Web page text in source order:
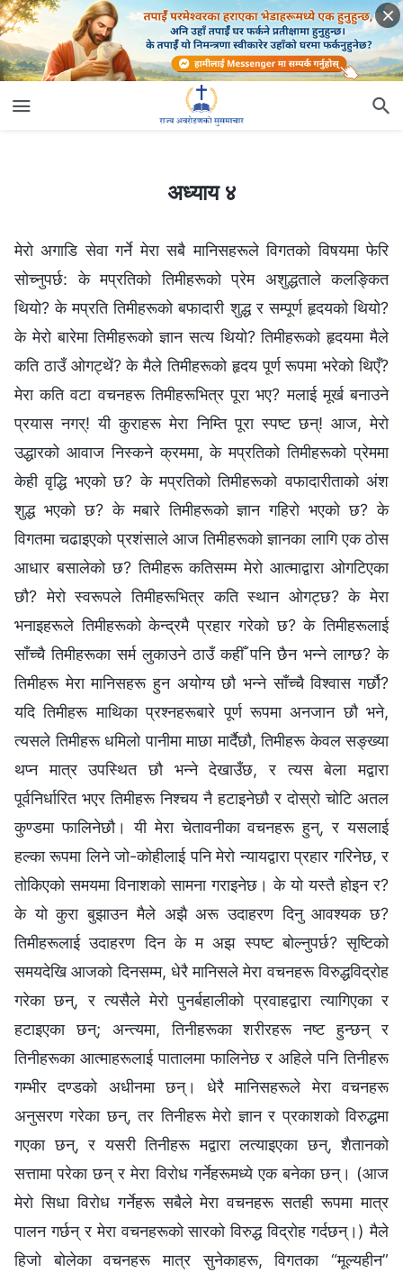
अध्याय ४
मेरो अगाडि सेवा गर्ने मेरा सबै मानिसहरूले विगतको विषयमा फेरि
सोच्नुपर्छ: के मप्रतिको तिमीहरूको प्रेम अशुद्धताले कलङ्कित
थियो? के मप्रति तिमीहरूको बफादारी शुद्ध र सम्पूर्ण हृदयको थियो?
के मेरो बारेमा तिमीहरूको ज्ञान सत्य थियो? तिमीहरूको हृदयमा मैले
कति ठाउँ ओगट्थें? के मैले तिमीहरूको हृदय पूर्ण रूपमा भरेको थिएँ?
मेरा कति वटा वचनहरू तिमीहरूभित्र पूरा भए? मलाई मूर्ख बनाउने
प्रयास नगर्! यी कुराहरू मेरा निम्ति पूरा स्पष्ट छन्! आज, मेरो
उद्धारको आवाज निस्‍कने क्रममा, के मप्रतिको तिमीहरूको प्रेममा
केही वृद्धि भएको छ? के मप्रतिको तिमीहरूको वफादारीताको अंश
शुद्ध भएको छ? के मबारे तिमीहरूको ज्ञान गहिरो भएको छ? के
विगतमा चढाइएको प्रशंसाले आज तिमीहरूको ज्ञानका लागि एक ठोस
आधार बसालेको छ? तिमीहरू कतिसम्म मेरो आत्माद्वारा ओगटिएका
छौ? मेरो स्वरूपले तिमीहरूभित्र कति स्थान ओगट्छ? के मेरा
भनाइहरूले तिमीहरूको केन्द्रमै प्रहार गरेको छ? के तिमीहरूलाई
साँच्चै तिमीहरूका सर्म लुकाउने ठाउँ कहीँ पनि छैन भन्‍ने लाग्छ? के
तिमीहरू मेरा मानिसहरू हुन अयोग्य छौ भन्‍ने साँच्‍चै विश्‍वास गर्छौ?
यदि तिमीहरू माथिका प्रश्नहरूबारे पूर्ण रूपमा अनजान छौ भने,
त्यसले तिमीहरू धमिलो पानीमा माछा मार्दैछौ, तिमीहरू केवल सङ्ख्या
थप्न मात्र उपस्थित छौ भन्‍ने देखाउँछ, र त्यस बेला मद्वारा
पूर्वनिर्धारित भएर तिमीहरू निश्चय नै हटाइनेछौ र दोस्रो चोटि अतल
कुण्डमा फालिनेछौ। यी मेरा चेतावनीका वचनहरू हुन्, र यसलाई
हल्‍का रूपमा लिने जो-कोहीलाई पनि मेरो न्यायद्वारा प्रहार गरिनेछ, र
तोकिएको समयमा विनाशको सामना गराइनेछ। के यो यस्तै होइन र?
के यो कुरा बुझाउन मैले अझै अरू उदाहरण दिनु आवश्यक छ?
तिमीहरूलाई उदाहरण दिन के म अझ स्पष्ट बोल्नुपर्छ? सृष्टिको
समयदेखि आजको दिनसम्म, धेरै मानिसले मेरा वचनहरू विरुद्धविद्रोह
गरेका छन्, र त्यसैले मेरो पुनर्बहालीको प्रवाहद्वारा त्यागिएका र
हटाइएका छन्; अन्त्यमा, तिनीहरूका शरीरहरू नष्ट हुन्छन् र
तिनीहरूका आत्माहरूलाई पातालमा फालिनेछ र अहिले पनि तिनीहरू
गम्भीर दण्डको अधीनमा छन्। धेरै मानिसहरूले मेरा वचनहरू
अनुसरण गरेका छन्, तर तिनीहरू मेरो ज्ञान र प्रकाशको विरुद्धमा
गएका छन्, र यसरी तिनीहरू मद्वारा लत्याइएका छन्, शैतानको
सत्तामा परेका छन् र मेरा विरोध गर्नेहरूमध्ये एक बनेका छन्। (आज
मेरो सिधा विरोध गर्नेहरू सबैले मेरा वचनहरू सतही रूपमा मात्र
पालन गर्छन् र मेरा वचनहरूको सारको विरुद्ध विद्रोह गर्दछन्।) मैले
हिजो बोलेका वचनहरू मात्र सुनेकाहरू, विगतका “मूल्यहीन”